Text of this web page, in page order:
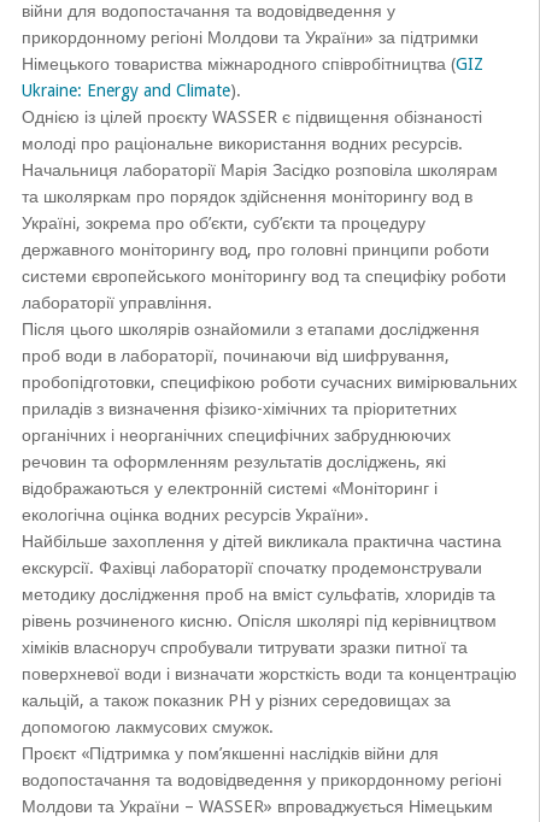
війни для водопостачання та водовідведення у
прикордонному регіоні Молдови та України» за підтримки
Німецького товариства міжнародного співробітництва (GIZ
Ukraine: Energy and Climate).
Однією із цілей проєкту WASSER є підвищення обізнаності
молоді про раціональне використання водних ресурсів.
Начальниця лабораторії Марія Засідко розповіла школярам
та школяркам про порядок здійснення моніторингу вод в
Україні, зокрема про об’єкти, суб’єкти та процедуру
державного моніторингу вод, про головні принципи роботи
системи європейського моніторингу вод та специфіку роботи
лабораторії управління.
Після цього школярів ознайомили з етапами дослідження
проб води в лабораторії, починаючи від шифрування,
пробопідготовки, специфікою роботи сучасних вимірювальних
приладів з визначення фізико-хімічних та пріоритетних
органічних і неорганічних специфічних забруднюючих
речовин та оформленням результатів досліджень, які
відображаються у електронній системі «Моніторинг і
екологічна оцінка водних ресурсів України».
Найбільше захоплення у дітей викликала практична частина
екскурсії. Фахівці лабораторії спочатку продемонстрували
методику дослідження проб на вміст сульфатів, хлоридів та
рівень розчиненого кисню. Опісля школярі під керівництвом
хіміків власноруч спробували титрувати зразки питної та
поверхневої води і визначати жорсткість води та концентрацію
кальцій, а також показник PH у різних середовищах за
допомогою лакмусових смужок.
Проєкт «Підтримка у пом’якшенні наслідків війни для
водопостачання та водовідведення у прикордонному регіоні
Молдови та України – WASSER» впроваджується Німецьким